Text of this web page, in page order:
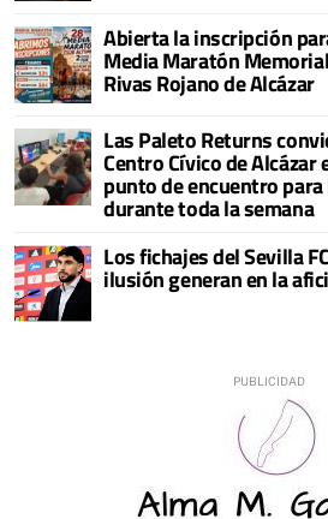
Abierta la inscripción
Media Maratón
Rivas Rojano de Alcázar
Las Paleto Returns
Centro Cívico de Alcázar
punto de encuentro
durante toda la semana
Los fichajes del Sevilla
ilusión generan en la